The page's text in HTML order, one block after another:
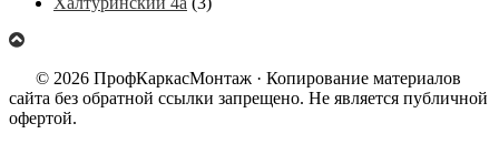
© 2026 ПрофКаркасМонтаж · Копирование материалов
сайта без обратной ссылки запрещено. Не является публичной
офертой.